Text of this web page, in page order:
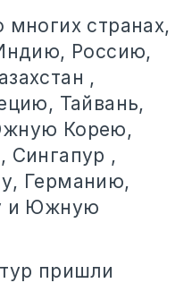
многих странах,
Россию,
,
Тайвань,
Корею,
Сингапур ,
Германию,
и Южную
пришли